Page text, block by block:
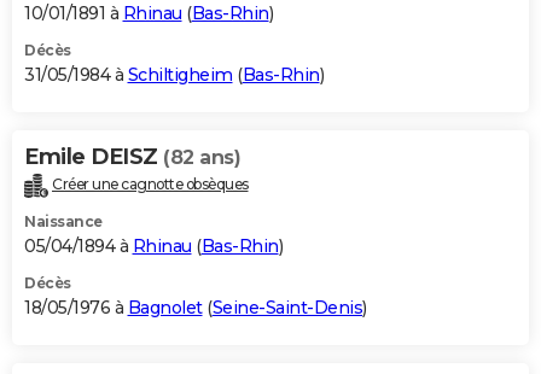
10/01/1891 à Rhinau (Bas-Rhin)
Décès
31/05/1984 à Schiltigheim (Bas-Rhin)
Emile DEISZ (82 ans)
Créer une cagnotte obsèques
Naissance
05/04/1894 à Rhinau (Bas-Rhin)
Décès
18/05/1976 à Bagnolet(Seine-Saint-Denis)